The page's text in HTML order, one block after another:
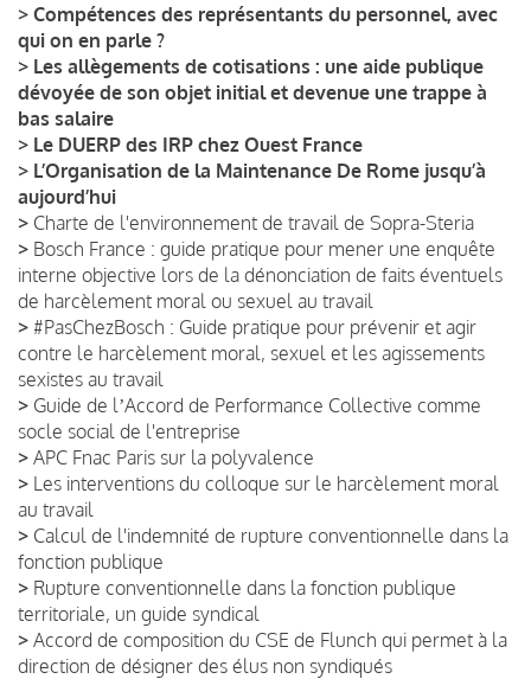
> Compétences des représentants du personnel, avec
qui on en parle ?
> Les allègements de cotisations : une aide publique
dévoyée de son objet initial et devenue une trappe à
bas salaire
> Le DUERP des IRP chez Ouest France
> L’Organisation de la Maintenance De Rome jusqu’à
aujourd’hui
> Charte de l'environnement de travail de Sopra-Steria
> Bosch France : guide pratique pour mener une enquête
interne objective lors de la dénonciation de faits éventuels
de harcèlement moral ou sexuel au travail
> #PasChezBosch : Guide pratique pour prévenir et agir
contre le harcèlement moral, sexuel et les agissements
sexistes au travail
> Guide de lʼAccord de Performance Collective comme
socle social de l'entreprise
> APC Fnac Paris sur la polyvalence
> Les interventions du colloque sur le harcèlement moral
au travail
> Calcul de l'indemnité de rupture conventionnelle dans la
fonction publique
> Rupture conventionnelle dans la fonction publique
territoriale, un guide syndical
> Accord de composition du CSE de Flunch qui permet à la
direction de désigner des élus non syndiqués